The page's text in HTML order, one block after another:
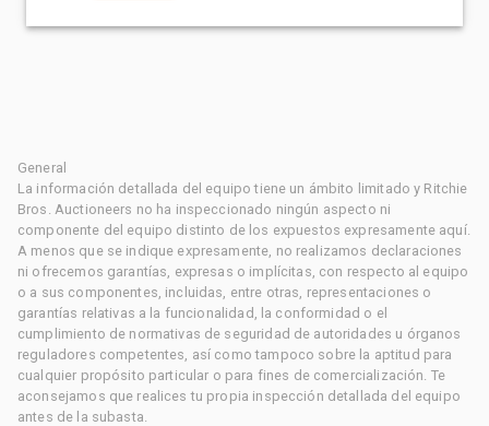
General
La información detallada del equipo tiene un ámbito limitado y Ritchie
Bros. Auctioneers no ha inspeccionado ningún aspecto ni
componente del equipo distinto de los expuestos expresamente aquí.
A menos que se indique expresamente, no realizamos declaraciones
ni ofrecemos garantías, expresas o implícitas, con respecto al equipo
o a sus componentes, incluidas, entre otras, representaciones o
garantías relativas a la funcionalidad, la conformidad o el
cumplimiento de normativas de seguridad de autoridades u órganos
reguladores competentes, así como tampoco sobre la aptitud para
cualquier propósito particular o para fines de comercialización. Te
aconsejamos que realices tu propia inspección detallada del equipo
antes de la subasta.